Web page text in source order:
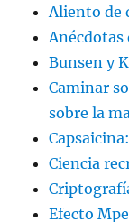
Aliento de
Bunsen y
Caminar
sobre la
Ciencia
Efecto